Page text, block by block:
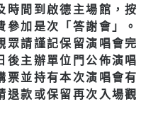
時間到啟德主場館，按
加是次「答謝會」。
眾請謹記保留演唱會完
後主辦單位門公佈演唱
票並持有本次演唱會有
退款或保留再次入場觀